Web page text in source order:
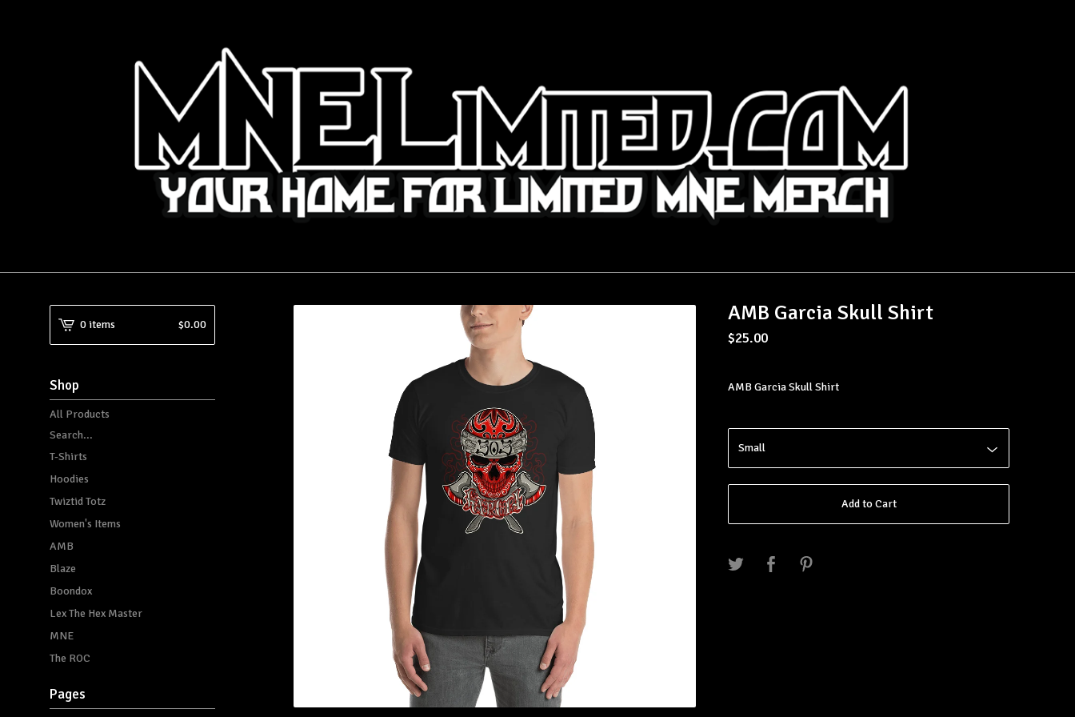
AMB Garcia Skull Shirt
$25.00
AMB Garcia Skull Shirt
Add to Cart
0 items $0.00
Shop
All Products
Search...
T-Shirts
Hoodies
Twiztid Totz
Women's Items
AMB
Blaze
Boondox
Lex The Hex Master
MNE
The ROC
Pages